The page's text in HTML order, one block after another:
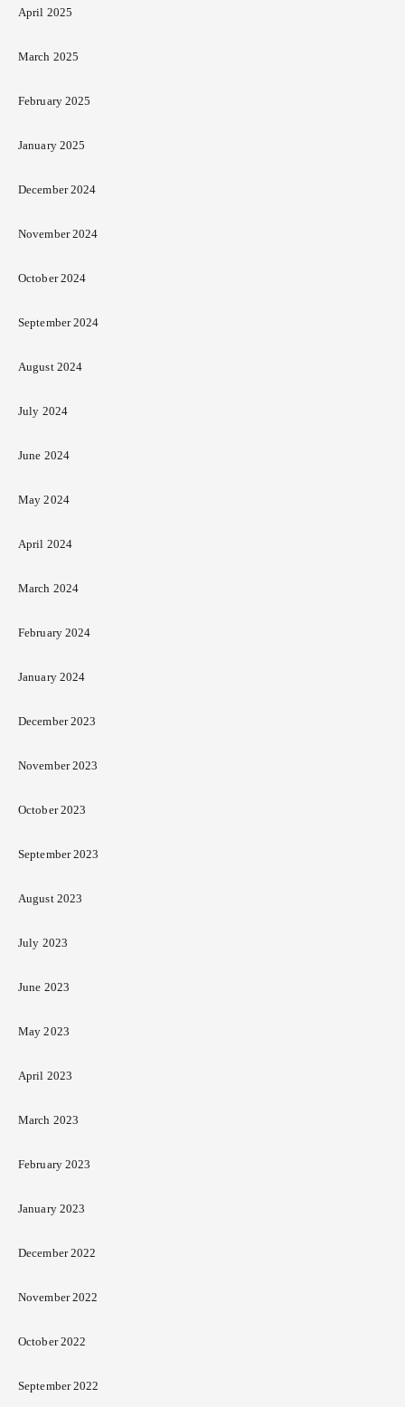
April 2025
March 2025
February 2025
January 2025
December 2024
November 2024
October 2024
September 2024
August 2024
July 2024
June 2024
May 2024
April 2024
March 2024
February 2024
January 2024
December 2023
November 2023
October 2023
September 2023
August 2023
July 2023
June 2023
May 2023
April 2023
March 2023
February 2023
January 2023
December 2022
November 2022
October 2022
September 2022